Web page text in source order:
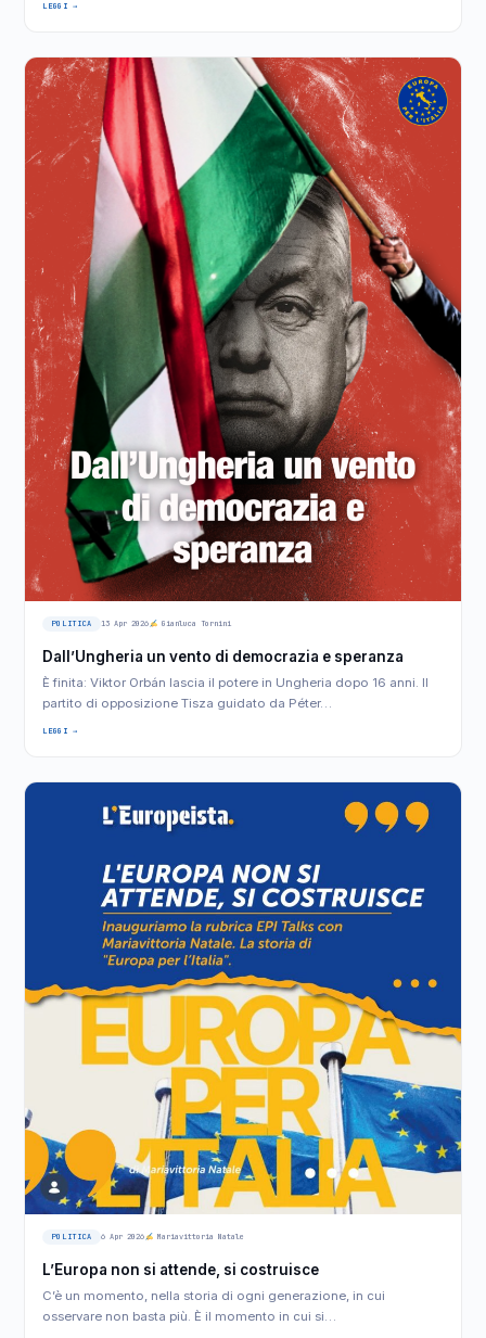
LEGGI →
POLITICA 13 Apr 2026 Gianluca Tornini
Dall’Ungheria un vento di democrazia e speranza
È finita: Viktor Orbán lascia il potere in Ungheria dopo 16 anni. Il
partito di opposizione Tisza guidato da Péter…
LEGGI →
POLITICA 6 Apr 2026 Mariavittoria Natale
L’Europa non si attende, si costruisce
C’è un momento, nella storia di ogni generazione, in cui
osservare non basta più. È il momento in cui si…